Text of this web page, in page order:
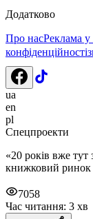
Додатково
Про насРеклама
конфіденційності
ua
en
pl
Спецпроекти
«20 років вже
книжковий ринок
7058
Час читання: 3 хв